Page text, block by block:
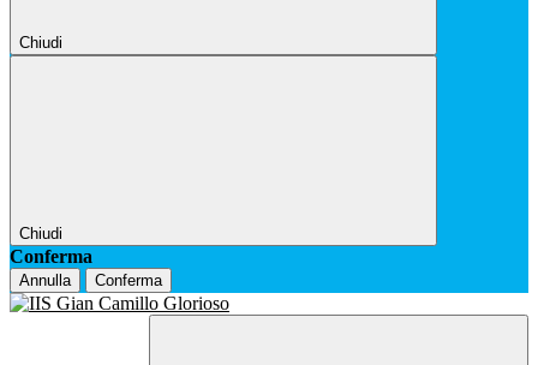
Chiudi
Chiudi
Conferma
Annulla Conferma